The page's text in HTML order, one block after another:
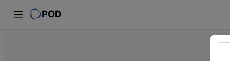
POD